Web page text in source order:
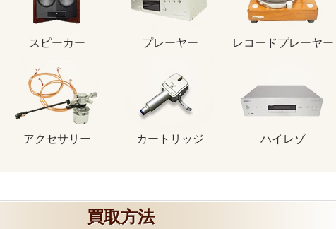
スピーカー プレーヤー レコードプレーヤー
アクセサリー カートリッジ ハイレゾ
買取方法